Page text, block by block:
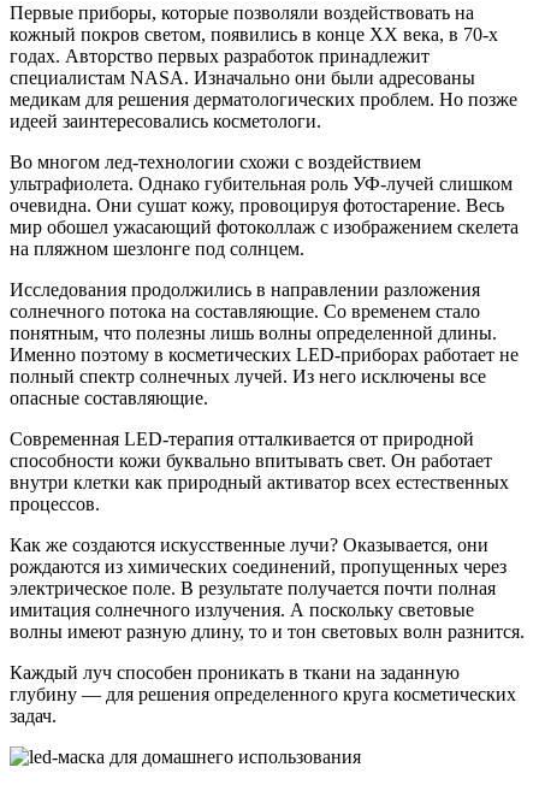
Первые приборы, которые позволяли воздействовать на
кожный покров светом, появились в конце XX века, в 70-х
годах. Авторство первых разработок принадлежит
специалистам NASA. Изначально они были адресованы
медикам для решения дерматологических проблем. Но позже
идеей заинтересовались косметологи.
Во многом лед-технологии схожи с воздействием
ультрафиолета. Однако губительная роль УФ-лучей слишком
очевидна. Они сушат кожу, провоцируя фотостарение. Весь
мир обошел ужасающий фотоколлаж с изображением скелета
на пляжном шезлонге под солнцем.
Исследования продолжились в направлении разложения
солнечного потока на составляющие. Со временем стало
понятным, что полезны лишь волны определенной длины.
Именно поэтому в косметических LED-приборах работает не
полный спектр солнечных лучей. Из него исключены все
опасные составляющие.
Современная LED-терапия отталкивается от природной
способности кожи буквально впитывать свет. Он работает
внутри клетки как природный активатор всех естественных
процессов.
Как же создаются искусственные лучи? Оказывается, они
рождаются из химических соединений, пропущенных через
электрическое поле. В результате получается почти полная
имитация солнечного излучения. А поскольку световые
волны имеют разную длину, то и тон световых волн разнится.
Каждый луч способен проникать в ткани на заданную
глубину — для решения определенного круга косметических
задач.